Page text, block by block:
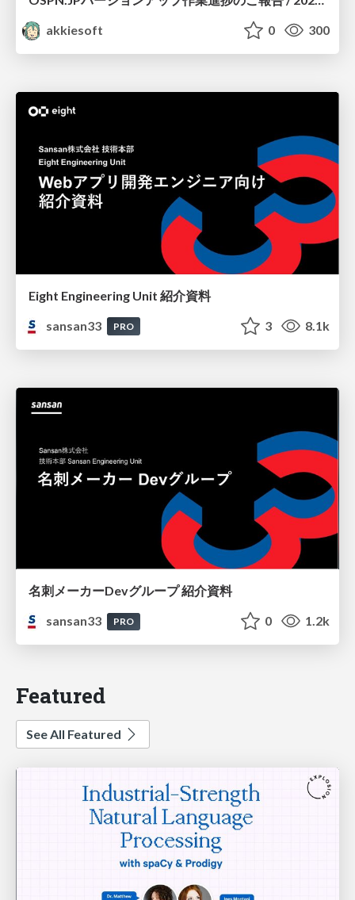
akkiesoft
0 300
Eight Engineering Unit 紹介資料
sansan33
PRO 3 8.1k
名刺メーカーDevグループ 紹介資料
sansan33
PRO 0 1.2k
Featured
See All Featured